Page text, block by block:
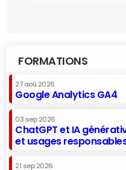
FORMATIONS
27 aoû 2026
Google Analytics GA4
03 sep 2026
ChatGPT et IA
et usages
21 sep 2026